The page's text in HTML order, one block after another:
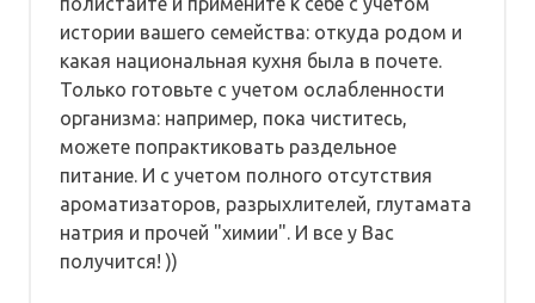
истории вашего семейства: откуда родом и
какая национальная кухня была в почете.
Только готовьте с учетом ослабленности
организма: например, пока чиститесь,
можете попрактиковать раздельное
питание. И с учетом полного отсутствия
ароматизаторов, разрыхлителей, глутамата
натрия и прочей "химии". И все у Вас
получится! ))